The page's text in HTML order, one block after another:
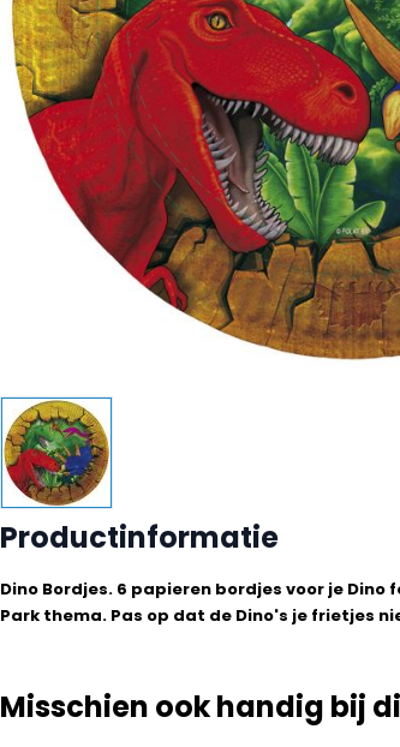
Productinformatie
Dino Bordjes. 6 papieren bordjes voor je
Park thema. Pas op dat de Dino's je frietjes
Misschien ook handig bij